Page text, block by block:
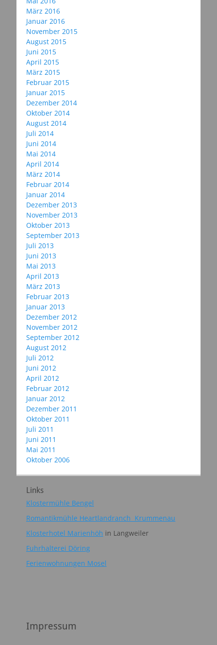
März 2016
Januar 2016
November 2015
August 2015
Juni 2015
April 2015
März 2015
Februar 2015
Januar 2015
Dezember 2014
Oktober 2014
August 2014
Juli 2014
Juni 2014
Mai 2014
April 2014
März 2014
Februar 2014
Januar 2014
Dezember 2013
November 2013
Oktober 2013
September 2013
Juli 2013
Juni 2013
Mai 2013
April 2013
März 2013
Februar 2013
Januar 2013
Dezember 2012
November 2012
September 2012
August 2012
Juli 2012
Juni 2012
April 2012
Februar 2012
Januar 2012
Dezember 2011
Oktober 2011
Juli 2011
Juni 2011
Mai 2011
Oktober 2006
Links
Klostermühle Bengel
Romantikmühle Heartlandranch Krummenau
Klosterhotel Marienhöh in Langweiler
Fuhrhalterei Döring
Ferienwohnungen Mosel
Impressum